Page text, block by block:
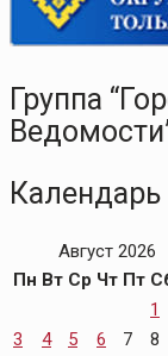
Группа
Август 2026
Пн Вт Ср Чт Пт
1
3
4 5 6 7 8